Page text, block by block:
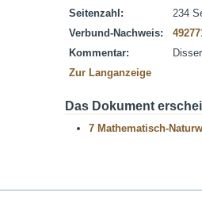
Seitenzahl:
234
Verbund-Nachweis:
Kommentar:
Zur Langanzeige
Das Dokument
7 Mathematisch-